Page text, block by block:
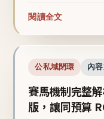
閱讀全文
公私域閉環 內
賽馬機制完整
版，讓同預算